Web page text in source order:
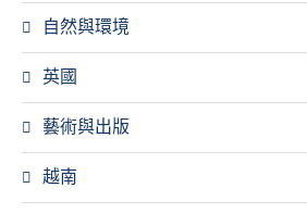
自然與環境
英國
藝術與出版
越南